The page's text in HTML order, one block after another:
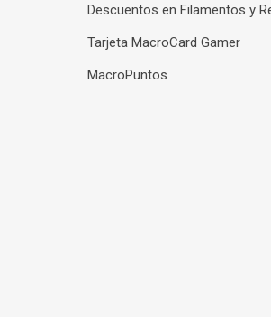
Descuentos en Filamentos y
Tarjeta MacroCard Gamer
MacroPuntos